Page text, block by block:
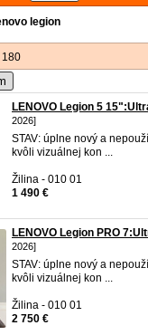
legion
180
LENOVO Legion 5
2026]
STAV: úplne nový a
kvôli vizuálnej kon ...
Žilina - 010 01
1 490 €
LENOVO Legion PRO
2026]
STAV: úplne nový a
kvôli vizuálnej kon ...
Žilina - 010 01
2 750 €